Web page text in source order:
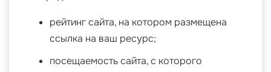
рейтинг сайта, на котором размещена
ссылка на ваш ресурс;
посещаемость сайта, с которого